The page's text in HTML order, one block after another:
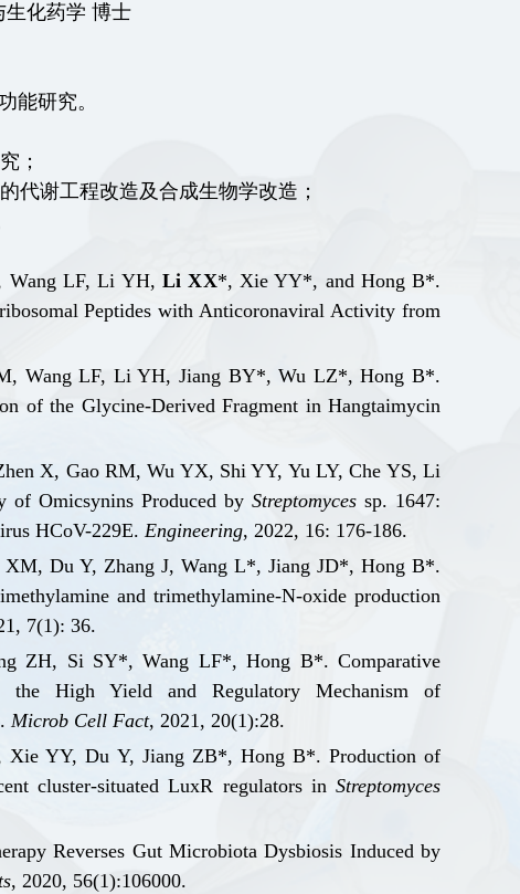
生化药学 博士
能研究。
；
代谢工程改造及合成生物学改造；
Wang LF, Li YH, Li XX*, XieYY*, and Hong B*.
Peptides with Anticoronaviral Activity from
, Wang LF, Li YH, Jiang BY*, Wu LZ*, Hong B*.
of the Glycine-Derived Fragment in Hangtaimycin
X, Gao RM, Wu YX, Shi YY, Yu LY, Che YS, Li
of Omicsynins Produced by Streptomyces sp. 1647:
HCoV-229E. Engineering, 2022, 16: 176-186.
Du Y, Zhang J, Wang L*, Jiang JD*, Hong B*.
and trimethylamine-N-oxide production
7(1): 36.
ZH, Si SY*, Wang LF*, Hong B*. Comparative
the High Yield and Regulatory Mechanism of
Microb Cell Fact, 2021, 20(1):28.
Xie YY, Du Y, Jiang ZB*, Hong B*. Production of
cluster-situated LuxR regulators inStreptomyces
Reverses Gut Microbiota Dysbiosis Induced by
, 2020, 56(1):106000.